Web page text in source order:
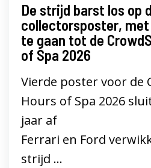
De strijd barst los op
collectorsposter,
te gaan tot de
of Spa 2026
Vierde poster voor de
Hours of Spa 2026
jaar af
Ferrari en Ford
strijd ...